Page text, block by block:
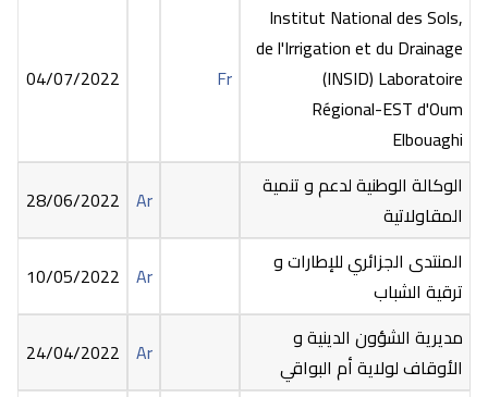
Institut National des Sols,
de l'Irrigation et du Drainage
(INSID) Laboratoire
Régional-EST d'Oum
Elbouaghi
Fr
04/07/2022
الوكالة الوطنية لدعم و تنمية
المقاولاتية
Ar
28/06/2022
المنتدى الجزائري للإطارات و
ترقية الشباب
Ar
10/05/2022
مديرية الشؤون الدينية و
الأوقاف لولاية أم البواقي
Ar
24/04/2022